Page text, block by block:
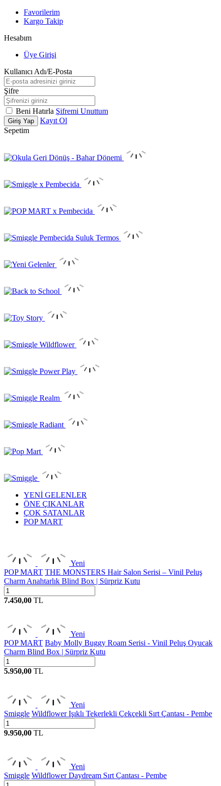
Favorilerim
Kargo Takip
Hesabım
Üye Girişi
Kullanıcı Adı/E-Posta
Şifre
Beni Hatırla Şifremi Unuttum
Giriş Yap
Kayıt Ol
Sepetim
YENİ GELENLER
ÖNE ÇIKANLAR
ÇOK SATANLAR
POP MART
Yeni
POP MART THE MONSTERS Hair Salon Serisi – Vinil Peluş
Charm Anahtarlık Blind Box | Sürpriz Kutu
7.450,00 TL
Yeni
POP MART Baby Molly Buggy Roam Serisi - Vinil Peluş Oyucak
Charm Blind Box | Sürpriz Kutu
5.950,00 TL
Yeni
Smiggle Wildflower Işıklı Tekerlekli Çekçekli Sırt Çantası - Pembe
9.950,00 TL
Yeni
Smiggle Wildflower Daydream Sırt Çantası - Pembe